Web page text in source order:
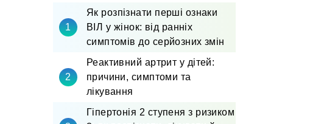
Як розпізнати перші ознаки
ВІЛ у жінок: від ранніх
симптомів до серйозних змін
Реактивний артрит у дітей:
причини, симптоми та
лікування
Гіпертонія 2 ступеня з ризиком